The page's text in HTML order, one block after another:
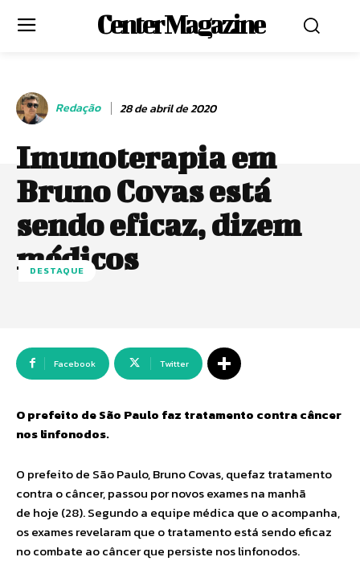
Center Magazine
Redação 28 de abril de 2020
Imunoterapia em
Bruno Covas está
sendo eficaz, dizem
médicos
DESTAQUE
Facebook Twitter
O prefeito de São Paulo faz tratamento contra câncer
nos linfonodos.
O prefeito de São Paulo, Bruno Covas, quefaz tratamento
contra o câncer, passou por novos exames na manhã
de hoje (28). Segundo a equipe médica que o acompanha,
os exames revelaram que o tratamento está sendo eficaz
no combate ao câncer que persiste nos linfonodos.